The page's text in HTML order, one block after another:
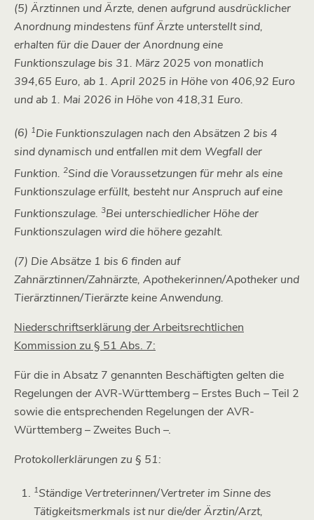
(5) Ärztinnen und Ärzte, denen aufgrund ausdrücklicher
Anordnung mindestens fünf Ärzte unterstellt sind,
erhalten für die Dauer der Anordnung eine
Funktionszulage bis 31. März 2025 von monatlich
394,65 Euro, ab 1. April 2025 in Höhe von 406,92 Euro
und ab 1. Mai 2026 in Höhe von 418,31 Euro.
(6) 1Die Funktionszulagen nach den Absätzen 2 bis 4
sind dynamisch und entfallen mit dem Wegfall der
Funktion. 2Sind die Voraussetzungen für mehr als eine
Funktionszulage erfüllt, besteht nur Anspruch auf eine
Funktionszulage. 3Bei unterschiedlicher Höhe der
Funktionszulagen wird die höhere gezahlt.
(7) Die Absätze 1 bis 6 finden auf
Zahnärztinnen/Zahnärzte, Apothekerinnen/Apotheker und
Tierärztinnen/Tierärzte keine Anwendung.
Niederschriftserklärung der Arbeitsrechtlichen
Kommission zu § 51 Abs. 7:
Für die in Absatz 7 genannten Beschäftigten gelten die
Regelungen der AVR-Württemberg – Erstes Buch – Teil 2
sowie die entsprechenden Regelungen der AVR-
Württemberg – Zweites Buch –.
Protokollerklärungen zu § 51:
1Ständige Vertreterinnen/Vertreter im Sinne des
Tätigkeitsmerkmals ist nur die/der Ärztin/Arzt,